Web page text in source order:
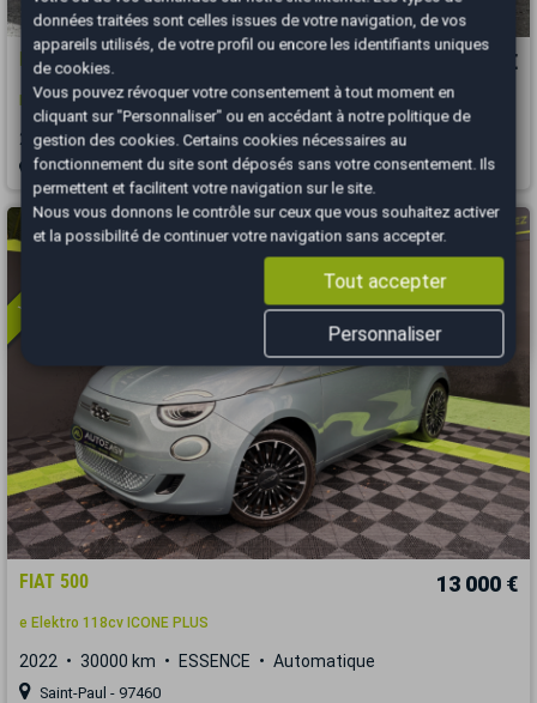
FIAT 500 9 990 €
Phase 3 1.0 BSG 12V Mhd 69 cv
2021 58600 km ESSENCE Manuelle
Guadeloupe - 97122
Vous arrivez trop tard
FIAT 500 13 000 €
e Elektro 118cv ICONE PLUS
2022 30000 km ESSENCE Automatique
Saint-Paul - 97460
données traitées sont celles issues de votre navigation, de vos
appareils utilisés, de votre profil ou encore les identifiants uniques
de cookies.
Vous pouvez révoquer votre consentement à tout moment en
cliquant sur "Personnaliser" ou en accédant à notre politique de
gestion des cookies. Certains cookies nécessaires au
fonctionnement du site sont déposés sans votre consentement. Ils
permettent et facilitent votre navigation sur le site.
Nous vous donnons le contrôle sur ceux que vous souhaitez activer
et la possibilité de continuer votre navigation sans accepter.
Tout accepter
Personnaliser